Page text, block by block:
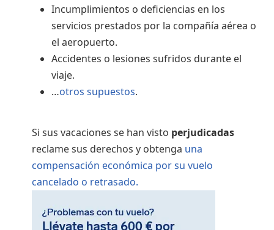
Incumplimientos o deficiencias en los
servicios prestados por la compañía aérea o
el aeropuerto.
Accidentes o lesiones sufridos durante el
viaje.
…otros supuestos.
Si sus vacaciones se han visto perjudicadas
reclame sus derechos y obtenga una
compensación económica por su vuelo
cancelado o retrasado.